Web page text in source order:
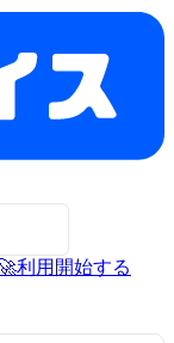
🚀利用開始する